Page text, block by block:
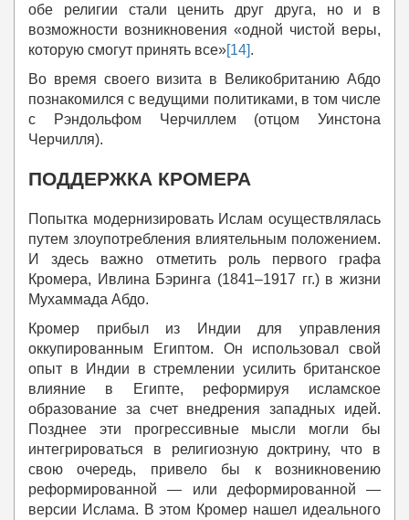
обе религии стали ценить друг друга, но и в
возможности возникновения «одной чистой веры,
которую смогут принять все»[14].
Во время своего визита в Великобританию Абдо
познакомился с ведущими политиками, в том числе
с Рэндольфом Черчиллем (отцом Уинстона
Черчилля).
ПОДДЕРЖКА КРОМЕРА
Попытка модернизировать Ислам осуществлялась
путем злоупотребления влиятельным положением.
И здесь важно отметить роль первого графа
Кромера, Ивлина Бэринга (1841–1917 гг.) в жизни
Мухаммада Абдо.
Кромер прибыл из Индии для управления
оккупированным Египтом. Он использовал свой
опыт в Индии в стремлении усилить британское
влияние в Египте, реформируя исламское
образование за счет внедрения западных идей.
Позднее эти прогрессивные мысли могли бы
интегрироваться в религиозную доктрину, что в
свою очередь, привело бы к возникновению
реформированной — или деформированной —
версии Ислама. В этом Кромер нашел идеального